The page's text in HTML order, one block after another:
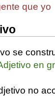
que yo
se
en
no